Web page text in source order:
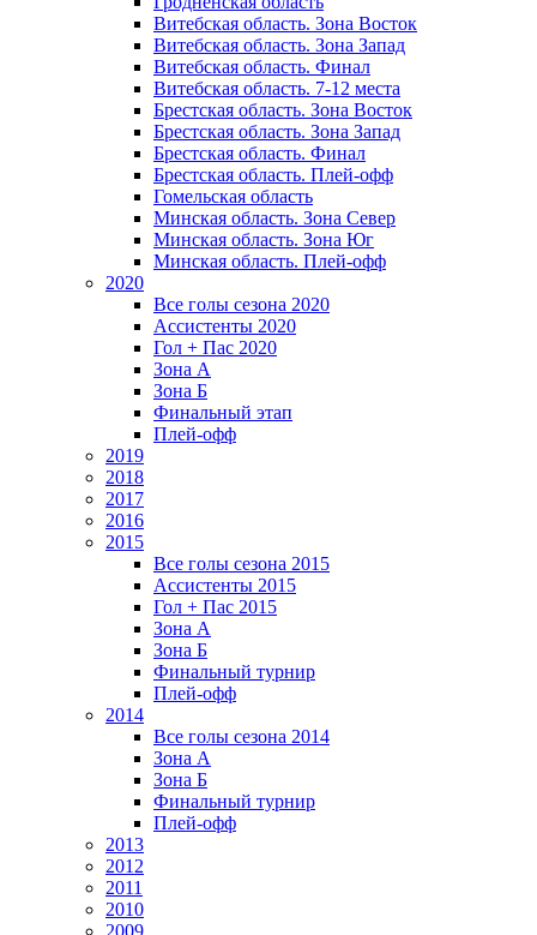
Витебская область. Зона Восток
Витебская область. Зона Запад
Витебская область. Финал
Витебская область. 7-12 места
Брестская область. Зона Восток
Брестская область. Зона Запад
Брестская область. Финал
Брестская область. Плей-офф
Гомельская область
Минская область. Зона Север
Минская область. Зона Юг
Минская область. Плей-офф
2020
Все голы сезона 2020
Ассистенты 2020
Гол + Пас 2020
Зона А
Зона Б
Финальный этап
Плей-офф
2019
2018
2017
2016
2015
Все голы сезона 2015
Ассистенты 2015
Гол + Пас 2015
Зона А
Зона Б
Финальный турнир
Плей-офф
2014
Все голы сезона 2014
Зона А
Зона Б
Финальный турнир
Плей-офф
2013
2012
2011
2010
2009